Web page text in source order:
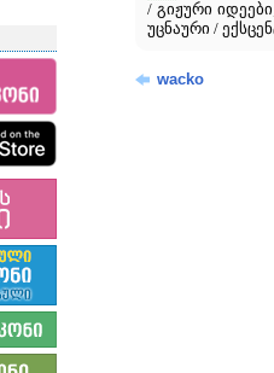
/ გიჟური
უცნაური /
wacko